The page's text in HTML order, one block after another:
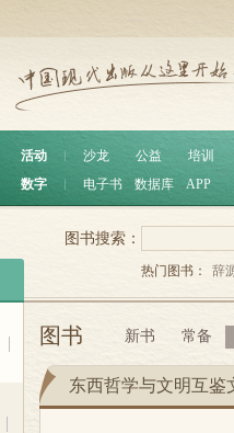
活动 沙龙 公益
培训
数字
电子书 数据库 APP
图书搜索：
热门图书： 辞
图书 新书 常备
东西哲学与文明互鉴